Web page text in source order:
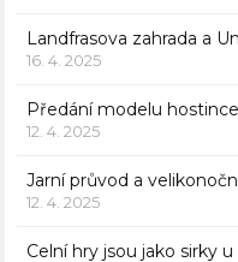
Landfrasova zahrada a
16. 4. 2025
Předání modelu
12. 4. 2025
Jarní průvod a
12. 4. 2025
Celní hry jsou jako sirky